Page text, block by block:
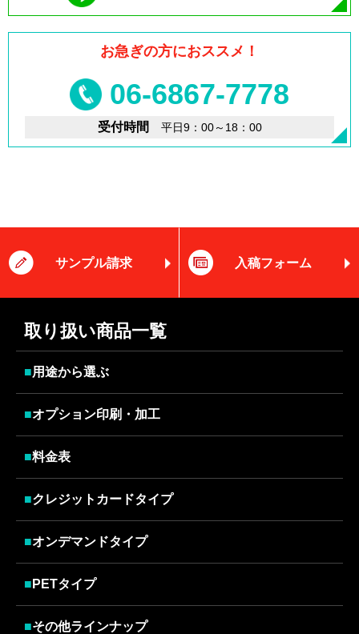
お急ぎの方におススメ！
06-6867-7778
受付時間 平日9：00～18：00
サンプル請求 入稿フォーム
取り扱い商品一覧
■用途から選ぶ
■オプション印刷・加工
■料金表
■クレジットカードタイプ
■オンデマンドタイプ
■ PETタイプ
■その他ラインナップ